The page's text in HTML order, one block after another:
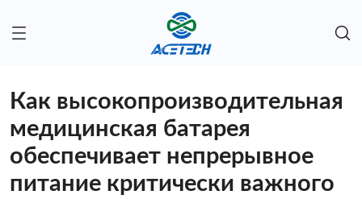
Как высокопроизводительная
медицинская батарея
обеспечивает непрерывное
питание критически важного